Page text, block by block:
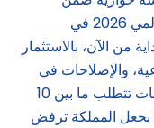
الاجتماع السنوي للمنتدى الاقتصادي العالمي 2026 في
من الآن، بالاستثمار
والإصلاحات في
هيكلية الاقتصاد، مشيراً إلى أن هذه الملفات تتطلب ما بين 10
يجعل المملكة ترفض